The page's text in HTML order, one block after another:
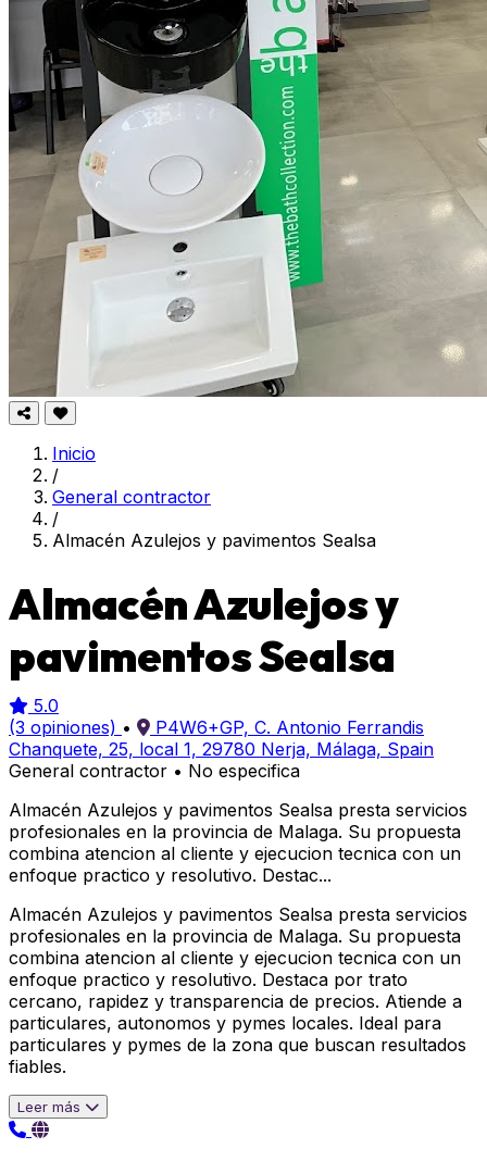
Inicio
/
General contractor
/
Almacén Azulejos y pavimentos Sealsa
Almacén Azulejos y
pavimentos Sealsa
5.0
(3 opiniones) •
P4W6+GP, C. Antonio Ferrandis
Chanquete, 25, local 1, 29780 Nerja, Málaga, Spain
General contractor • No especifica
Almacén Azulejos y pavimentos Sealsa presta servicios
profesionales en la provincia de Malaga. Su propuesta
combina atencion al cliente y ejecucion tecnica con un
enfoque practico y resolutivo. Destac...
Almacén Azulejos y pavimentos Sealsa presta servicios
profesionales en la provincia de Malaga. Su propuesta
combina atencion al cliente y ejecucion tecnica con un
enfoque practico y resolutivo. Destaca por trato
cercano, rapidez y transparencia de precios. Atiende a
particulares, autonomos y pymes locales. Ideal para
particulares y pymes de la zona que buscan resultados
fiables.
Leer más